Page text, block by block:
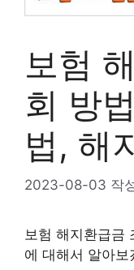
보험
회 방
법, 해
2023-08-03 작
보험 해지환급금
에 대해서 알아보